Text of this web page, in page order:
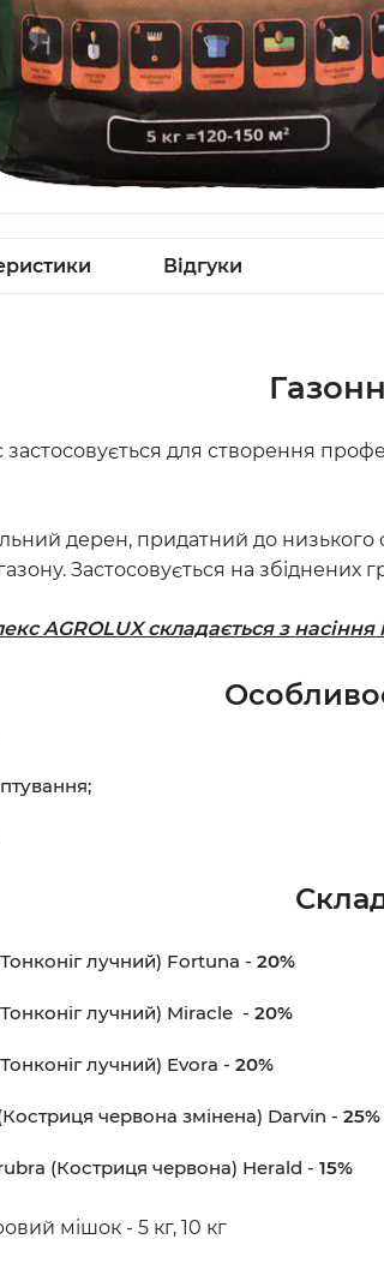
Відгуки
для створення
дерен, придатний до низького
Застосовується на збіднених
AGROLUX складається з
лучний) Fortuna - 20%
лучний) Miracle - 20%
лучний) Evora - 20%
червона змінена) Darvin - 25%
(Костриця червона) Herald - 15%
мішок - 5 кг, 10 кг